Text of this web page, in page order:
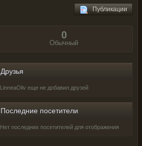
Публикации
0
Обычный
Друзья
LinneaOliv еще не добавил друзей
Последние посетители
Нет последних посетителей для отображения